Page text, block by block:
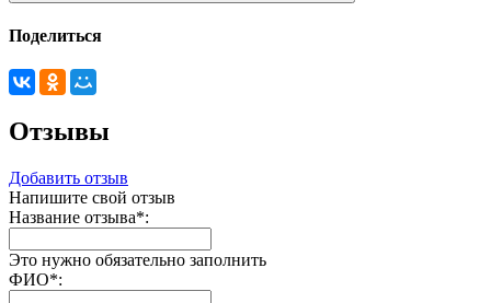
Поделиться
Отзывы
Добавить отзыв
Напишите свой отзыв
Название отзыва*:
Это нужно обязательно заполнить
ФИО*: